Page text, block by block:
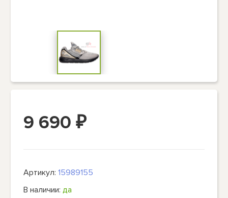
9 690₽
Артикул:15989155
В наличии:да